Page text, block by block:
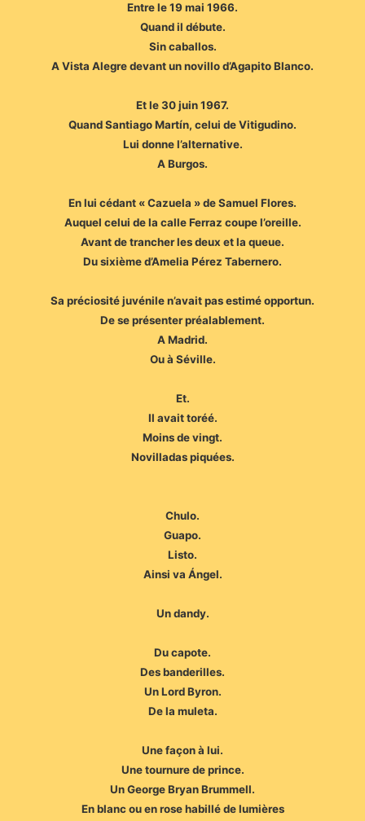
Entre le 19 mai 1966.
Quand il débute.
Sin caballos.
A Vista Alegre devant un novillo d’Agapito Blanco.
Et le 30 juin 1967.
Quand Santiago Martín, celui de Vitigudino.
Lui donne l’alternative.
A Burgos.
En lui cédant « Cazuela » de Samuel Flores.
Auquel celui de la calle Ferraz coupe l’oreille.
Avant de trancher les deux et la queue.
Du sixième d’Amelia Pérez Tabernero.
Sa préciosité juvénile n’avait pas estimé opportun.
De se présenter préalablement.
A Madrid.
Ou à Séville.
Et.
Il avait toréé.
Moins de vingt.
Novilladas piquées.
Chulo.
Guapo.
Listo.
Ainsi va Ángel.
Un dandy.
Du capote.
Des banderilles.
Un Lord Byron.
De la muleta.
Une façon à lui.
Une tournure de prince.
Un George Bryan Brummell.
En blanc ou en rose habillé de lumières